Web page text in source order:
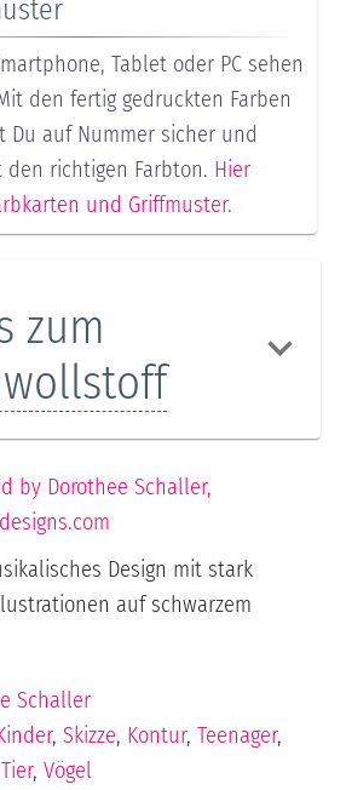
Tablet oder PC sehen
den fertig gedruckten Farben
Du auf Nummer sicher und
richtigen Farbton. Hier
und Griffmuster.
zum
by Dorothee Schaller,
Design mit stark
auf schwarzem
Schaller
,Skizze, Kontur,Teenager,
Tier,Vögel